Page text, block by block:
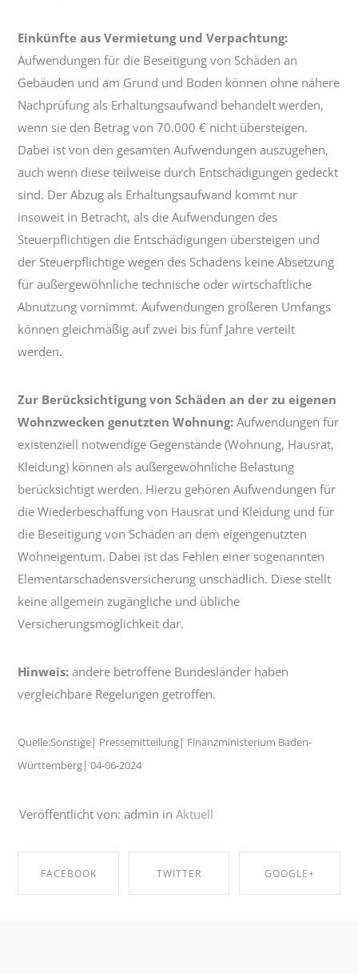
Einkünfte aus Vermietung und Verpachtung:
Aufwendungen für die Beseitigung von Schäden an
Gebäuden und am Grund und Boden können ohne nähere
Nachprüfung als Erhaltungsaufwand behandelt werden,
wenn sie den Betrag von 70.000 € nicht übersteigen.
Dabei ist von den gesamten Aufwendungen auszugehen,
auch wenn diese teilweise durch Entschädigungen gedeckt
sind. Der Abzug als Erhaltungsaufwand kommt nur
insoweit in Betracht, als die Aufwendungen des
Steuerpflichtigen die Entschädigungen übersteigen und
der Steuerpflichtige wegen des Schadens keine Absetzung
für außergewöhnliche technische oder wirtschaftliche
Abnutzung vornimmt. Aufwendungen größeren Umfangs
können gleichmäßig auf zwei bis fünf Jahre verteilt
werden.
Zur Berücksichtigung von Schäden an der zu eigenen
Wohnzwecken genutzten Wohnung: Aufwendungen für
existenziell notwendige Gegenstände (Wohnung, Hausrat,
Kleidung) können als außergewöhnliche Belastung
berücksichtigt werden. Hierzu gehören Aufwendungen für
die Wiederbeschaffung von Hausrat und Kleidung und für
die Beseitigung von Schäden an dem eigengenutzten
Wohneigentum. Dabei ist das Fehlen einer sogenannten
Elementarschadensversicherung unschädlich. Diese stellt
keine allgemein zugängliche und übliche
Versicherungsmöglichkeit dar.
Hinweis: andere betroffene Bundesländer haben
vergleichbare Regelungen getroffen.
Quelle:Sonstige| Pressemitteilung| Finanzministerium Baden-
Württemberg| 04-06-2024
Veröffentlicht von: admin in Aktuell
FACEBOOK TWITTER GOOGLE+